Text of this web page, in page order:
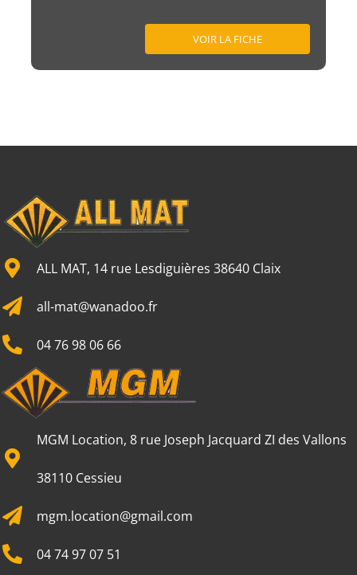
VOIR LA FICHE
ALL MAT, 14 rue Lesdiguières 38640 Claix
all-mat@wanadoo.fr
04 76 98 06 66
MGM Location, 8 rue Joseph Jacquard ZI des Vallons
38110 Cessieu
mgm.location@gmail.com
04 74 97 07 51